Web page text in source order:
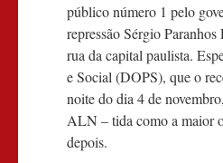
público número 1 pelo
repressão Sérgio
rua da capital paulista.
e Social (DOPS), que o
noite do dia 4 de
ALN – tida como a maior
depois.